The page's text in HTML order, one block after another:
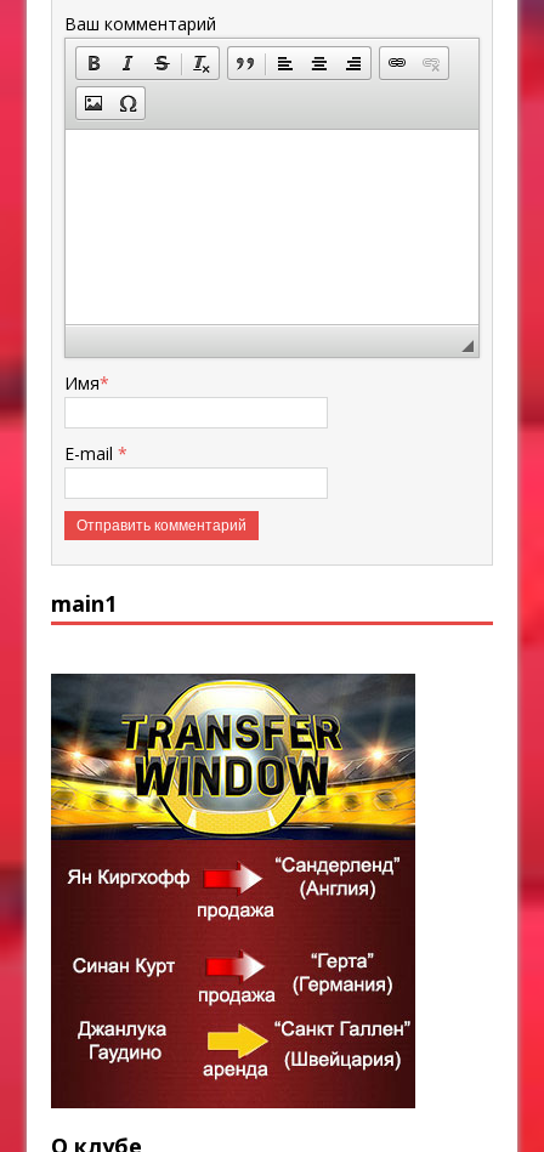
Ваш комментарий
Имя*
E-mail*
main1